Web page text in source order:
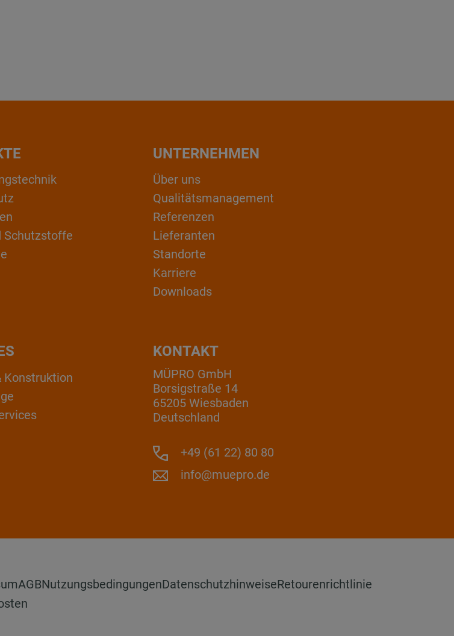
Schutzstoffe
UNTERNEHMEN
Über uns
Qualitätsmanagement
Referenzen
Lieferanten
Standorte
Karriere
Downloads
KONTAKT
MÜPRO GmbH
Borsigstraße 14
65205 Wiesbaden
Deutschland
+49 (61 22) 80 80
info@muepro.de
Konstruktion
AGBNutzungsbedingungenDatenschutzhinweiseRetourenrichtlinie